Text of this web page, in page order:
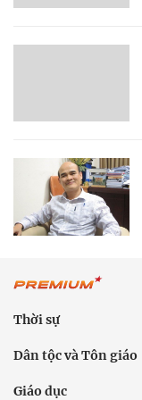
Thời sự
Dân tộc và Tôn giáo
Giáo dục